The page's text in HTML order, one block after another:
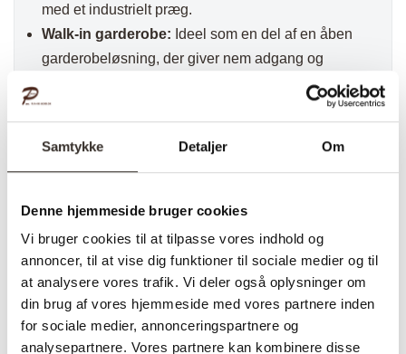
Samtykke Detaljer Om
Denne hjemmeside bruger cookies
Vi bruger cookies til at tilpasse vores indhold og
annoncer, til at vise dig funktioner til sociale medier og til
at analysere vores trafik. Vi deler også oplysninger om
din brug af vores hjemmeside med vores partnere inden
for sociale medier, annonceringspartnere og
analysepartnere. Vores partnere kan kombinere disse
med et industrielt præg.
Walk-in garderobe: Ideel som en del af en åben
garderobeløsning, der giver nem adgang og
Tøjstang Lucas – Galvaniseret
er en stilfuld og
et råt, industrielt design og passer perfekt ind i
Find inspiration på voresPinterest
kundebilleder af vores håndværk i
inspirationsgalleriet.
Hurtig fragt
Kvalitet & design
Levering: 2-3 dage